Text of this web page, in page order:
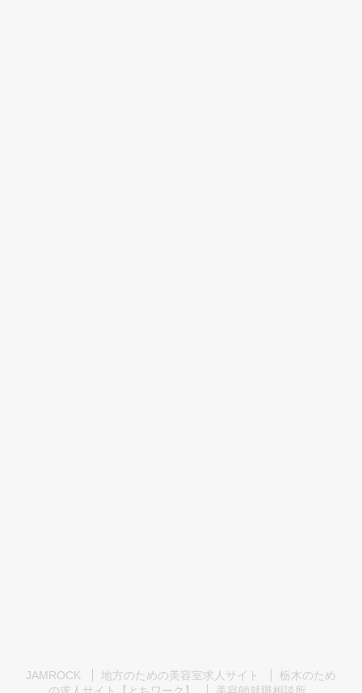
JAMROCK 地方のための美容室求人サイト
栃木のため